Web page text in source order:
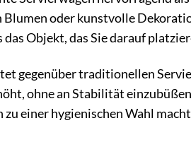
oder kunstvolle
das Objekt, das Sie darauf
gegenüber traditionellen
ohne an Stabilität
zu einer hygienischen Wahl